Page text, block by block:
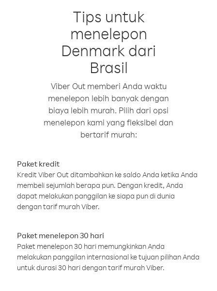
Tips untuk
menelepon
Denmark dari
Brasil
Viber Out memberi Anda waktu
menelepon lebih banyak dengan
biaya lebih murah. Pilih dari opsi
menelepon kami yang fleksibel dan
bertarif murah:
Paket kredit
Kredit Viber Out ditambahkan ke saldo Anda ketika Anda
membeli sejumlah berapa pun. Dengan kredit, Anda
dapat melakukan panggilan ke siapa pun di dunia
dengan tarif murah Viber.
Paket menelepon 30 hari
Paket menelepon 30 hari memungkinkan Anda
melakukan panggilan internasional ke tujuan pilihan Anda
untuk durasi 30 hari dengan tarif murah Viber.